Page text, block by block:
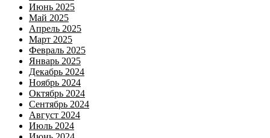
Июнь 2025
Май 2025
Апрель 2025
Март 2025
Февраль 2025
Январь 2025
Декабрь 2024
Ноябрь 2024
Октябрь 2024
Сентябрь 2024
Август 2024
Июль 2024